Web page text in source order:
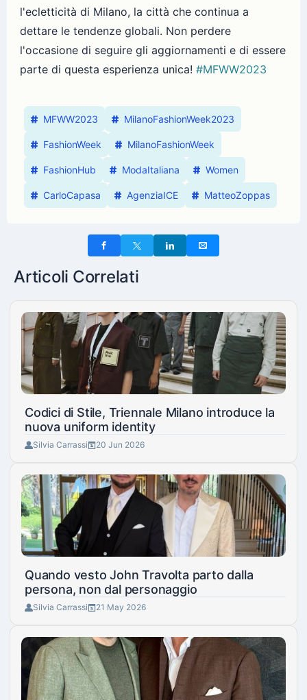
l'ecletticità di Milano, la città che continua a
dettare le tendenze globali. Non perdere
l'occasione di seguire gli aggiornamenti e di essere
parte di questa esperienza unica! #MFWW2023
MFWW2023 MilanoFashionWeek2023
FashionWeek MilanoFashionWeek
FashionHub ModaItaliana Women
CarloCapasa AgenziaICE MatteoZoppas
Articoli Correlati
Codici di Stile, Triennale Milano introduce la
nuova uniform identity
Silvia Carrassi 20 Jun 2026
Quando vesto John Travolta parto dalla
persona, non dal personaggio
Silvia Carrassi 21 May 2026